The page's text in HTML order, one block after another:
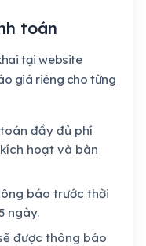
toán
tại website
giá riêng cho từng
đầy đủ phí
hoạt và bàn
báo trước thời
ngày.
được thông báo